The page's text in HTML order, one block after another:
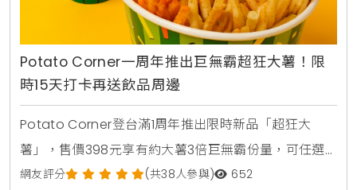
Potato Corner一周年推出巨無霸超狂大薯！限
時15天打卡再送飲品周邊
Potato Corner登台滿1周年推出限時新品「超狂大
薯」，售價398元享有約大薯3倍巨無霸份量，可任選3
種風味粉。2026年8月1日至8月15日活動期間購買超狂
網友評分 (共38人參與) 652